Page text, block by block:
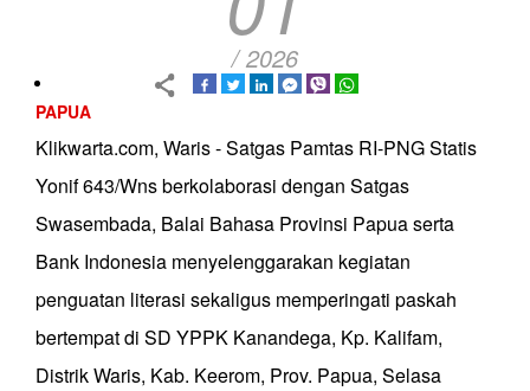
/ 2026
PAPUA
Klikwarta.com, Waris - Satgas Pamtas RI-PNG Statis
Yonif 643/Wns berkolaborasi dengan Satgas
Swasembada, Balai Bahasa Provinsi Papua serta
Bank Indonesia menyelenggarakan kegiatan
penguatan literasi sekaligus memperingati paskah
bertempat di SD YPPK Kanandega, Kp. Kalifam,
Distrik Waris, Kab. Keerom, Prov. Papua, Selasa